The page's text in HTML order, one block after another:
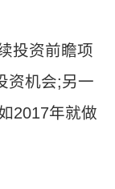
投资前瞻项
资机会;另一
2017年就做